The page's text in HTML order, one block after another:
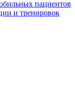
пациентов
и тренировок